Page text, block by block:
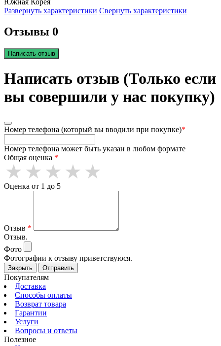
Южная Корея
Развернуть характеристики Свернуть характеристики
Отзывы 0
Написать отзыв
Написать отзыв (Только если
вы совершили у нас покупку)
Номер телефона (который вы вводили при покупке)*
Номер телефона может быть указан в любом формате
Общая оценка *
Оценка от 1 до 5
Отзыв *
Отзыв.
Фото
Фотографии к отзыву приветствуюся.
Закрыть Отправить
Покупателям
Доставка
Способы оплаты
Возврат товара
Гарантии
Услуги
Вопросы и ответы
Полезное